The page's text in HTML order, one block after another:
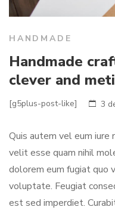
HANDMADE
Handmade
clever and
[g5plus-post-like] 3
Quis autem vel eum
velit esse quam nihil
dolorem eum fugiat quo
voluptate. Feugiat
est sed imperdiet.